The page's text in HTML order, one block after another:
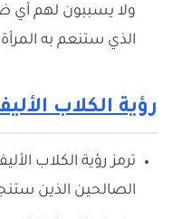
ولا يسببون لهم أي
الذي ستنعم به
رؤية الكلاب
ترمز رؤية الكلاب
الصالحين الذين